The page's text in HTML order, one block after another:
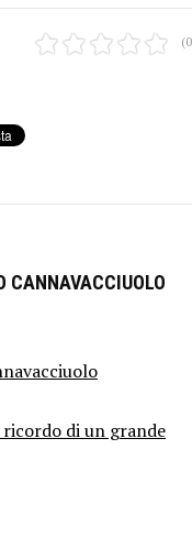
CANNAVACCIUOLO
di un grande